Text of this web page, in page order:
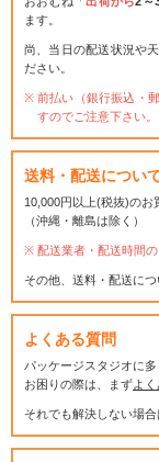
ます。
尚、当日の配送状況や
ださい。
前払い（銀行振込・
すのでご注意下さい。
送料・配送につい
10,000円以上(税抜)のお
（沖縄・離島は除く）
配送業者・配送時間
その他、送料・配送につ
よくある質問
パッケージスタジオに
お困りの際は、まずよ
それでも解決しない場合